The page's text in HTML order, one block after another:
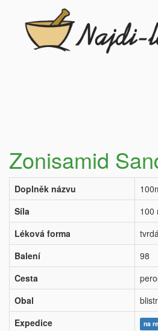
Zonisamid
Doplněk názvu
Síla
100
Léková forma
Balení
98
Cesta
Obal
blistr
Expedice
na